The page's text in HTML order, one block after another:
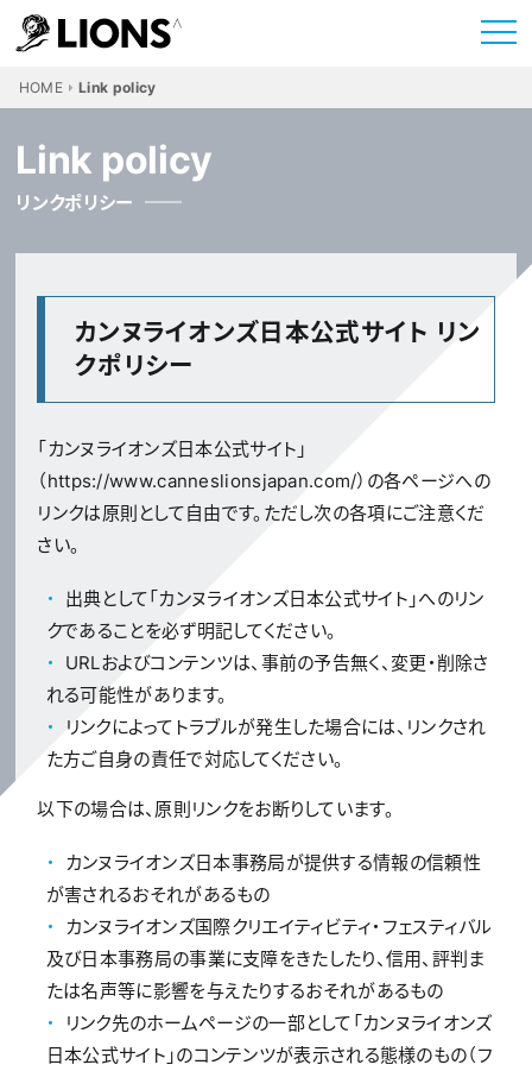
HOME Link policy
Link policy
リンクポリシー
カンヌライオンズ日本公式サイト リン
クポリシー
「カンヌライオンズ日本公式サイト」
（https://www.canneslionsjapan.com/）の各ページへの
リンクは原則として自由です。ただし次の各項にご注意くだ
さい。
出典として「カンヌライオンズ日本公式サイト」へのリン
クであることを必ず明記してください。
URLおよびコンテンツは、事前の予告無く、変更・削除さ
れる可能性があります。
リンクによってトラブルが発生した場合には、リンクされ
た方ご自身の責任で対応してください。
以下の場合は、原則リンクをお断りしています。
カンヌライオンズ日本事務局が提供する情報の信頼性
が害されるおそれがあるもの
カンヌライオンズ国際クリエイティビティ・フェスティバル
及び日本事務局の事業に支障をきたしたり、信用、評判ま
たは名声等に影響を与えたりするおそれがあるもの
リンク先のホームページの一部として「カンヌライオンズ
日本公式サイト」のコンテンツが表示される態様のもの（フ